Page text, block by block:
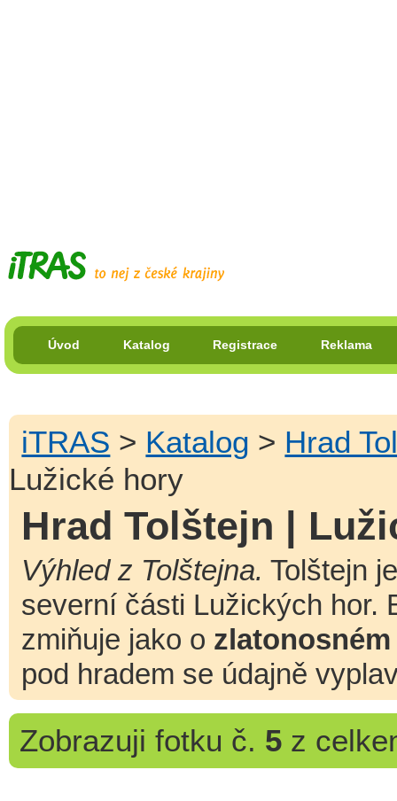
Úvod Katalog Registrace Reklama
iTRAS > Katalog > Hrad
Lužické hory
Hrad Tolštejn |
Výhled z Tolštejna. Tolštejn
severní části Lužických hor.
zmiňuje jako o zlatonosném
pod hradem se údajně
Zobrazuji fotku č. 5z